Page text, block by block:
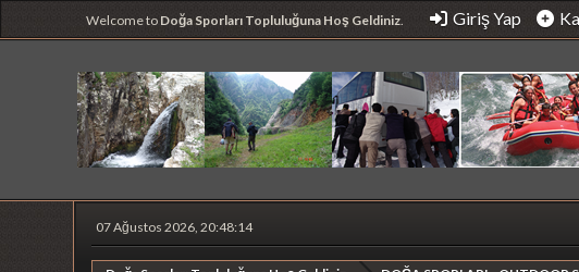
Welcome to Doğa Sporları Topluluğuna Hoş Geldiniz. Giriş Yap
07 Ağustos 2026, 20:48:14